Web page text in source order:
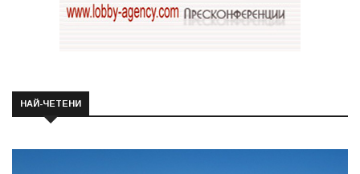
НАЙ-ЧЕТЕНИ